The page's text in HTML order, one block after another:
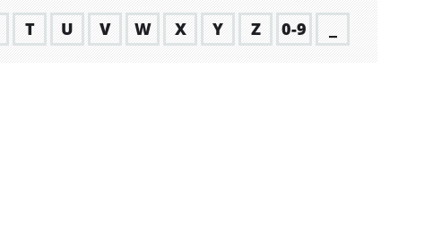
T U V W X Y Z 0-9